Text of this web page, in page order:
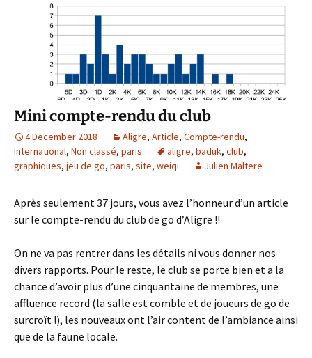
Mini compte-rendu du club
4 December 2018 Aligre, Article, Compte-rendu,
International, Non classé, paris aligre, baduk, club,
graphiques, jeu de go, paris, site, weiqi Julien Maltere
Après seulement 37 jours, vous avez l’honneur d’un article
sur le compte-rendu du club de go d’Aligre !!
On ne va pas rentrer dans les détails ni vous donner nos
divers rapports. Pour le reste, le club se porte bien et a la
chance d’avoir plus d’une cinquantaine de membres, une
affluence record (la salle est comble et de joueurs de go de
surcroît !), les nouveaux ont l’air content de l’ambiance ainsi
que de la faune locale.